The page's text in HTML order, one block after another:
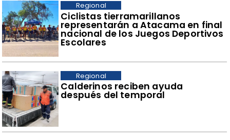
​Ciclistas tierramarillanos
representarán a Atacama en final
nacional de los Juegos Deportivos
Escolares
Regional
​Calderinos reciben ayuda
después del temporal
Regional